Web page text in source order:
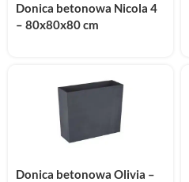
Donica betonowa Nicola 4
– 80x80x80 cm
Donica betonowa Olivia –